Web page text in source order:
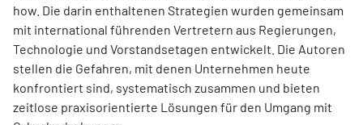
how. Die darin enthaltenen Strategien wurden gemeinsam
mit international führenden Vertretern aus Regierungen,
Technologie und Vorstandsetagen entwickelt. Die Autoren
stellen die Gefahren, mit denen Unternehmen heute
konfrontiert sind, systematisch zusammen und bieten
zeitlose praxisorientierte Lösungen für den Umgang mit